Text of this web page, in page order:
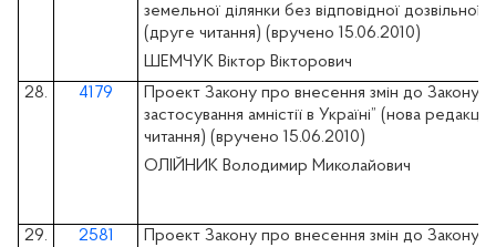
земельної ділянки без відповідної дозвільної
(друге читання) (вручено 15.06.2010)
ШЕМЧУК Віктор Вікторович
28.
4179
Проект Закону про внесення змін до Закону
застосування амністії в Україні” (нова
читання) (вручено 15.06.2010)
ОЛІЙНИК Володимир Миколайович
29. 2581
Проект Закону про внесення змін до Закону